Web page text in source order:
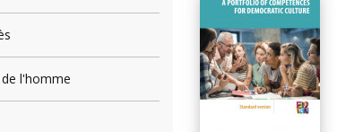
l'homme